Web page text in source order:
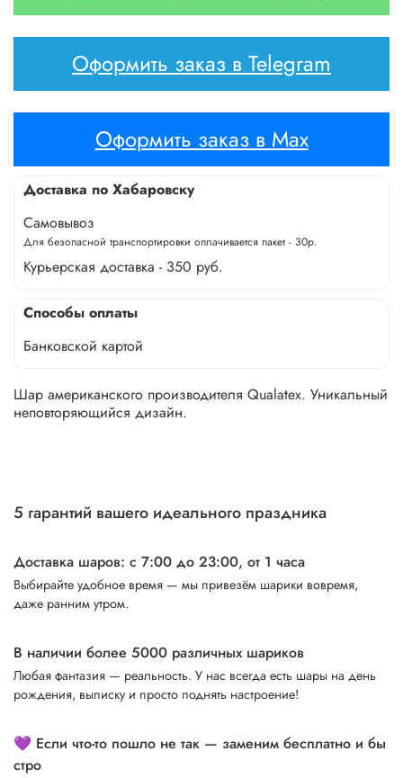
Оформить заказ в Telegram
Оформить заказ в Max
Доставка по Хабаровску
Самовывоз
Для безопасной транспортировки оплачивается пакет - 30р.
Курьерская доставка - 350 руб.
Способы оплаты
Банковской картой
Шар американского производителя Qualatex. Уникальный
неповторяющийся дизайн.
5 гарантий вашего идеального праздника
Доставка шаров: с 7:00 до 23:00, от 1 часа
Выбирайте удобное время — мы привезём шарики вовремя,
даже ранним утром.
В наличии более 5000 различных шариков
Любая фантазия — реальность. У нас всегда есть шары на день
рождения, выписку и просто поднять настроение!
💜 Если что-то пошло не так — заменим бесплатно и бы
стро